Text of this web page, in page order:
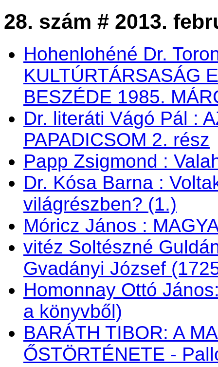
28. szám # 2013.
Hohenlohéné Dr.
KULTÚRTÁRSASÁG
BESZÉDE 1985.
Dr. literáti Vágó Pál :
PAPADICSOM 2. rész
Papp Zsigmond :
Dr. Kósa Barna :
világrészben? (1.)
Móricz János :
vitéz Soltészné
Gvadányi József
Homonnay Ottó
a könyvből)
BARÁTH TIBOR: A
ŐSTÖRTÉNETE -